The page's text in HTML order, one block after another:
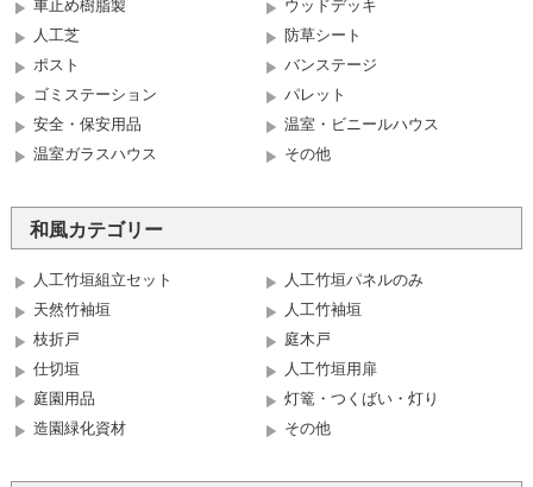
人工芝
防草シート
ポスト
バンステージ
ゴミステーション
パレット
安全・保安用品
温室・ビニールハウス
温室ガラスハウス
その他
和風カテゴリー
人工竹垣組立セット
人工竹垣パネルのみ
天然竹袖垣
人工竹袖垣
枝折戸
庭木戸
仕切垣
人工竹垣用扉
庭園用品
灯篭・つくばい・灯り
造園緑化資材
その他